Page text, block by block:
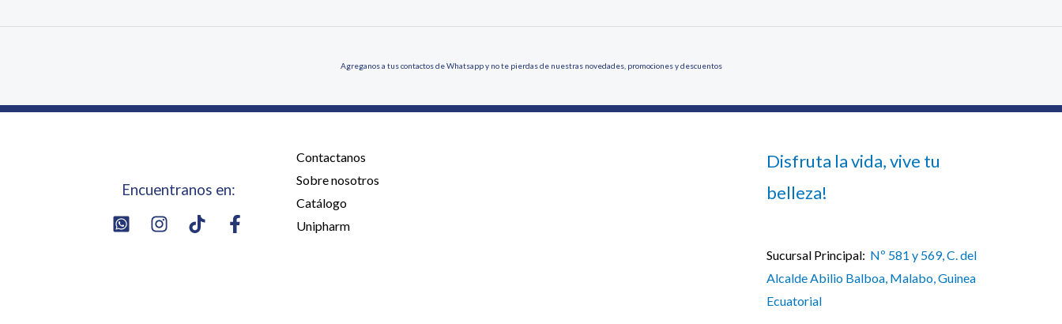
Agreganos a tus contactos de Whatsapp y no te pierdas de nuestras novedades, promociones y descuentos
Encuentranos en:
Contactanos
Sobre nosotros
Catálogo
Unipharm
Disfruta la vida, vive tu
belleza!
Sucursal Principal: Nº 581 y 569, C. del
Alcalde Abilio Balboa, Malabo, Guinea
Ecuatorial